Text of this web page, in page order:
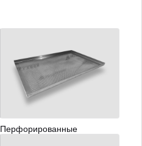
Перфорированные